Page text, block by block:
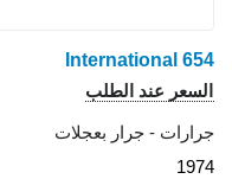
International
عند الطلب
- جرار بعجلات